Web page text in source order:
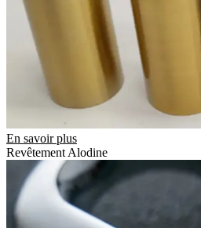
En savoir plus
Revêtement Alodine